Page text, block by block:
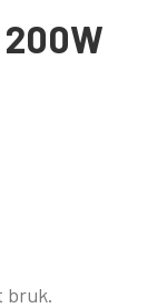
200W
bruk.